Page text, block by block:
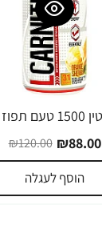
₪88.00
₪120.00
הוסף לעגלה